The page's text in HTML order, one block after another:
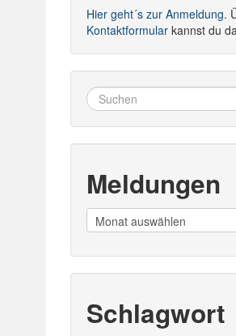
Hier geht´s zur Anmeldung.
Kontaktformular kannst du
Meldungen
Meldungen
Schlagwort